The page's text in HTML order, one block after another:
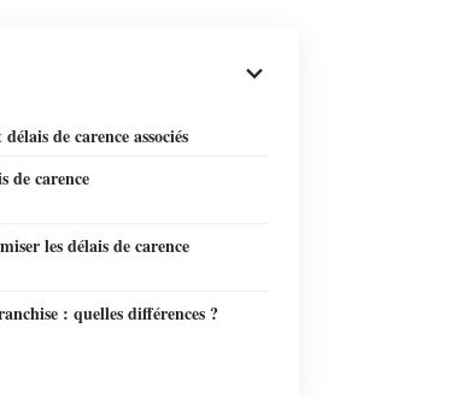
de carence associés
de carence
les délais de carence
: quelles différences ?